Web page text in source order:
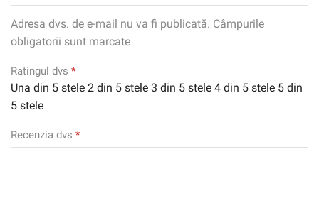
Adresa dvs. de e-mail nu va fi publicată. Câmpurile
obligatorii sunt marcate
Ratingul dvs *
Una din 5 stele 2 din 5 stele 3 din 5 stele 4 din 5 stele 5 din
5 stele
Recenzia dvs *